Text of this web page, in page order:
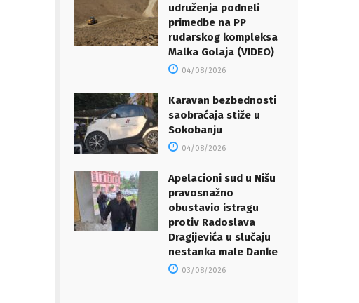
udruženja podneli
primedbe na PP
rudarskog kompleksa
Malka Golaja (VIDEO)
04/08/2026
Karavan bezbednosti
saobraćaja stiže u
Sokobanju
04/08/2026
Apelacioni sud u Nišu
pravosnažno
obustavio istragu
protiv Radoslava
Dragijevića u slučaju
nestanka male Danke
03/08/2026